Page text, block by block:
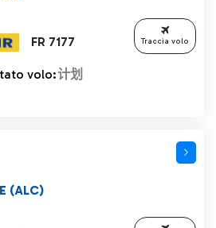
FR 7177
volo:计划
Traccia volo
(ALC)